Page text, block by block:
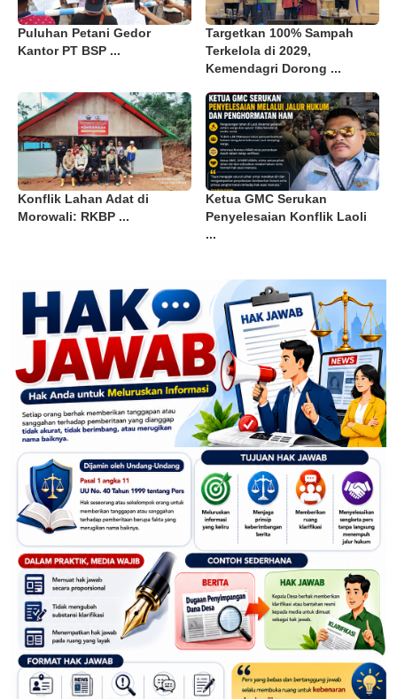
Puluhan Petani Gedor
Kantor PT BSP ...
Targetkan 100% Sampah
Terkelola di 2029,
Kemendagri Dorong ...
Konflik Lahan Adat di
Morowali: RKBP ...
Ketua GMC Serukan
Penyelesaian Konflik Laoli
...